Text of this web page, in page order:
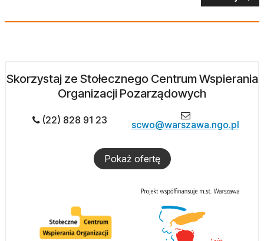
Skorzystaj ze Stołecznego Centrum Wspierania
Organizacji Pozarządowych
(22) 828 91 23 scwo@warszawa.ngo.pl
Pokaż ofertę